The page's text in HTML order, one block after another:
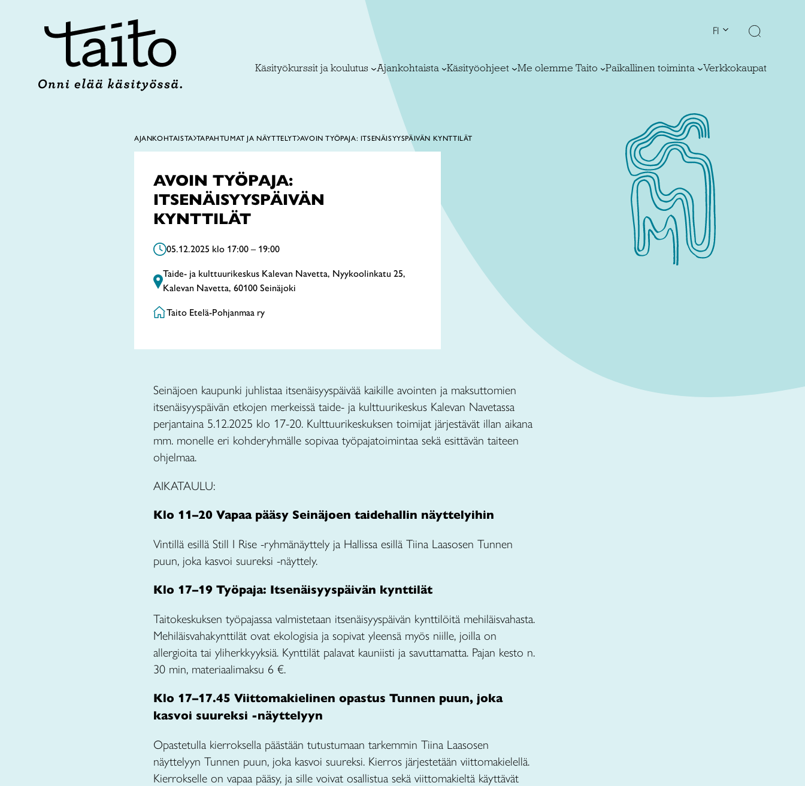
FI
Käsityökurssit ja koulutus Ajankohtaista Käsityöohjeet Me olemme Taito Paikallinen toiminta Verkkokaupat
AJANKOHTAISTA TAPAHTUMAT JA NÄYTTELYT AVOIN TYÖPAJA: ITSENÄISYYSPÄIVÄN KYNTTILÄT
AVOIN TYÖPAJA:
ITSENÄISYYSPÄIVÄN
KYNTTILÄT
05.12.2025 klo 17:00 – 19:00
Taide- ja kulttuurikeskus Kalevan Navetta, Nyykoolinkatu 25,
Kalevan Navetta, 60100 Seinäjoki
Taito Etelä-Pohjanmaa ry
Seinäjoen kaupunki juhlistaa itsenäisyyspäivää kaikille avointen ja maksuttomien
itsenäisyyspäivän etkojen merkeissä taide- ja kulttuurikeskus Kalevan Navetassa
perjantaina 5.12.2025 klo 17-20. Kulttuurikeskuksen toimijat järjestävät illan aikana
mm. monelle eri kohderyhmälle sopivaa työpajatoimintaa sekä esittävän taiteen
ohjelmaa.
AIKATAULU:
Klo 11–20 Vapaa pääsy Seinäjoen taidehallin näyttelyihin
Vintillä esillä Still I Rise -ryhmänäyttely ja Hallissa esillä Tiina Laasosen Tunnen
puun, joka kasvoi suureksi -näyttely.
Klo 17–19 Työpaja: Itsenäisyyspäivän kynttilät
Taitokeskuksen työpajassa valmistetaan itsenäisyyspäivän kynttilöitä mehiläisvahasta.
Mehiläisvahakynttilät ovat ekologisia ja sopivat yleensä myös niille, joilla on
allergioita tai yliherkkyyksiä. Kynttilät palavat kauniisti ja savuttamatta. Pajan kesto n.
30 min, materiaalimaksu 6 €.
Klo 17–17.45 Viittomakielinen opastus Tunnen puun, joka
kasvoi suureksi -näyttelyyn
Opastetulla kierroksella päästään tutustumaan tarkemmin Tiina Laasosen
näyttelyyn Tunnen puun, joka kasvoi suureksi. Kierros järjestetään viittomakielellä.
Kierrokselle on vapaa pääsy, ja sille voivat osallistua sekä viittomakieltä käyttävät